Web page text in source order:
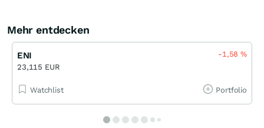
Mehr entdecken
ENI
23,115 EUR
-1,58%
Watchlist Portfolio